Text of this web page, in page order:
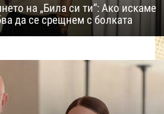
на „Била си ти“: Ако искаме
да се срещнем с болката